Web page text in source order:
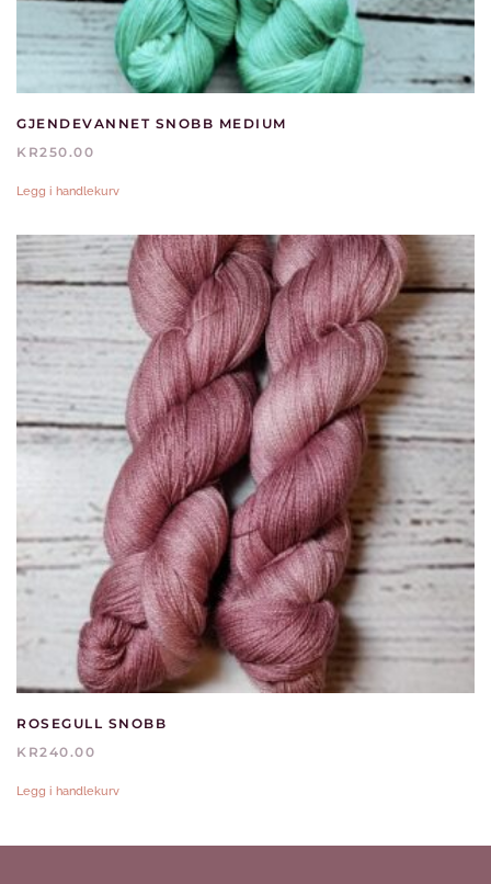
GJENDEVANNET SNOBB MEDIUM
KR250.00
Legg i handlekurv
ROSEGULL SNOBB
KR240.00
Legg i handlekurv